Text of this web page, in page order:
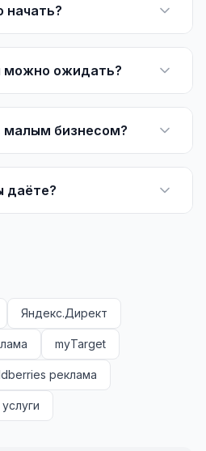
сайта
и молодого сайта
начать?
можно ожидать?
малым бизнесом?
даёте?
Яндекс.Директ
myTarget
реклама